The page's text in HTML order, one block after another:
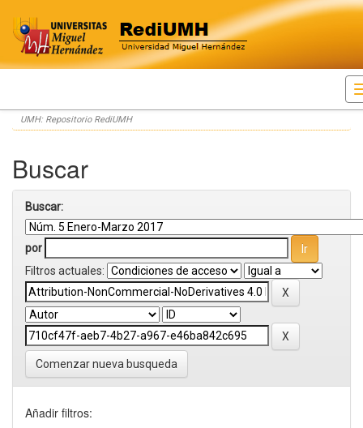
Skip
navigation
UMH: Repositorio RediUMH
Buscar
Buscar:
por
Filtros actuales:
Comenzar nueva busqueda
Añadir filtros: